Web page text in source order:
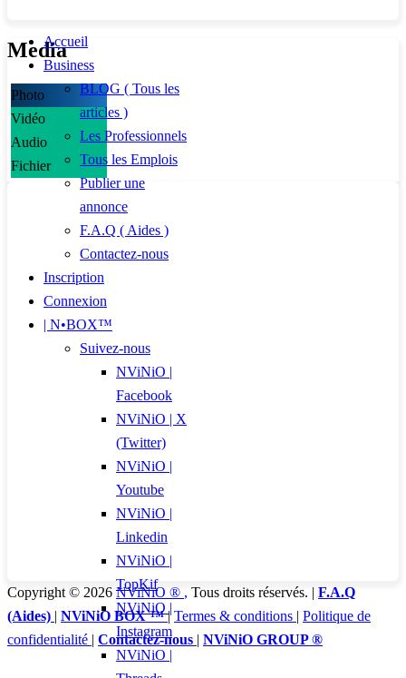
Media
Photo
Vidéo
Audio
Fichier
Copyright © 2026 NViNiO ® , Tous droits réservés. | F.A.Q
(Aides) | NViNiO BOX ™|Termes & conditions | Politique de
confidentialité | Contactez-nous | NViNiO GROUP ®
Accueil
Business
BLOG ( Tous les
articles )
Les Professionnels
Tous les Emplois
Publier une
annonce
F.A.Q ( Aides )
Contactez-nous
Inscription
Connexion
| N•BOX™
Suivez-nous
NViNiO |
Facebook
NViNiO | X
(Twitter)
NViNiO |
Youtube
NViNiO |
Linkedin
NViNiO |
TopKif
NViNiO |
Instagram
NViNiO |